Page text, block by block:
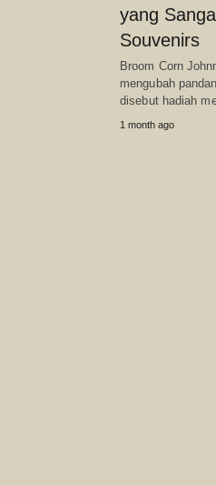
yang
Souvenirs
Broom Corn
mengubah
disebut hadiah
1 month ago